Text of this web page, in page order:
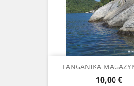
TANGANIKA
Prix
10,00 €